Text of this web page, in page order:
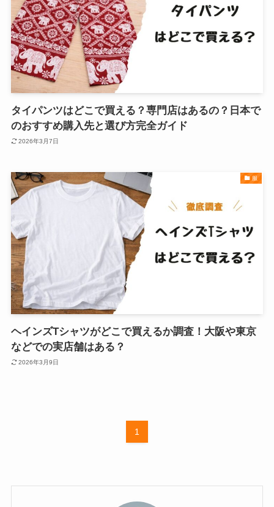
タイパンツはどこで買える？専門店はあるの？日本で
のおすすめ購入先と選び方完全ガイド
2026年3月7日
服
ヘインズTシャツがどこで買えるか調査！大阪や東京
などでの実店舗はある？
2026年3月9日
1